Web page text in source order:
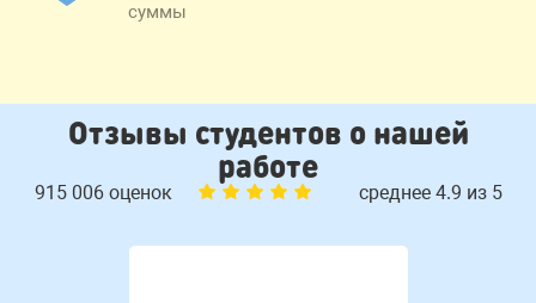
суммы
Отзывы студентов о нашей
работе
915 006 оценок среднее 4.9 из 5